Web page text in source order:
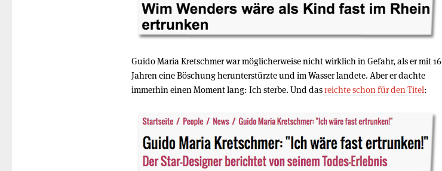
Guido Maria Kretschmer war möglicherweise nicht wirklich in Gefahr, als er mit 16
Jahren eine Böschung herunterstürzte und im Wasser landete. Aber er dachte
immerhin einen Moment lang: Ich sterbe. Und dasreichte schon für den Titel: